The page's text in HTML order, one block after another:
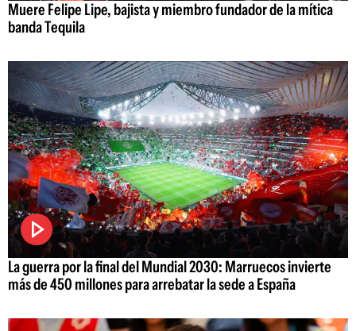
Muere Felipe Lipe, bajista y miembro fundador de la mítica
banda Tequila
La guerra por la final del Mundial 2030: Marruecos invierte
más de 450 millones para arrebatar la sede a España